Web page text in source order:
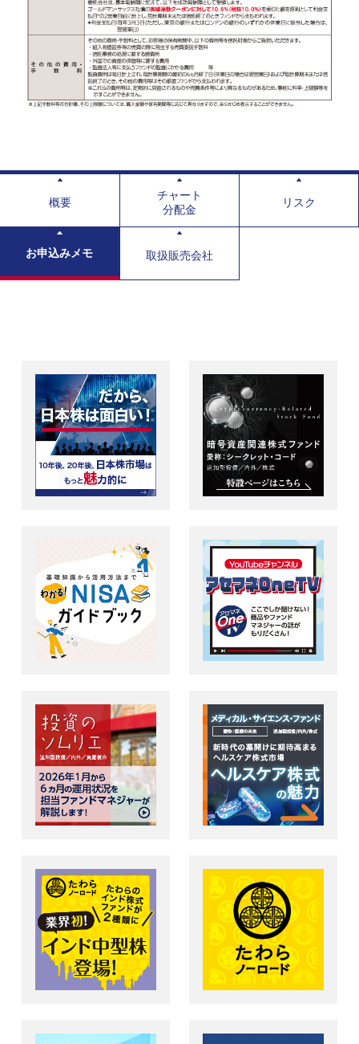
概要
チャート
分配金
リスク
お申込みメモ 取扱販売会社